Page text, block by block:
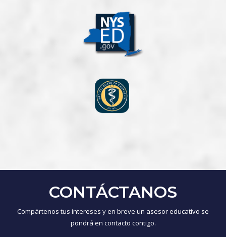
CONTÁCTANOS
Compártenos tus intereses y en breve un asesor educativo se
pondrá en contacto contigo.